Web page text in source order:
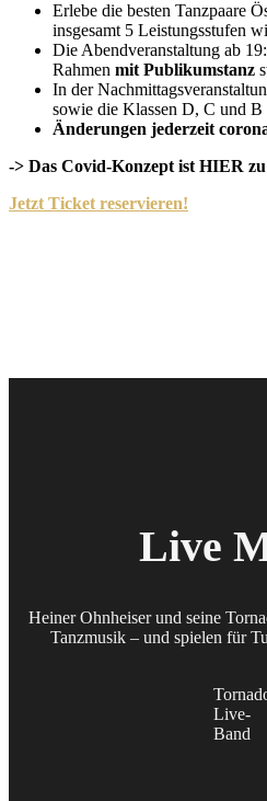
Erlebe die besten Tanzpaare
insgesamt 5 Leistungsstufen
Die Abendveranstaltung ab
Rahmen mit Publikumstanz
In der
sowie die Klassen D, C und B
Änderungen jederzeit
-> Das Covid-Konzept ist HIER
Jetzt Ticket reservieren!
Live
Heiner Ohnheiser und seine
Tanzmusik – und spielen für
Live-
Band